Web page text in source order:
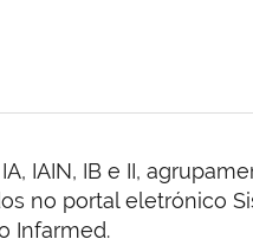
IAIN, IB e II,
no portal eletrónico
Infarmed.